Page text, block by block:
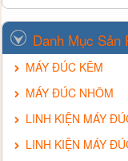
Danh Mục Sản
MÁY ĐÚC KẼM
MÁY ĐÚC NHÔM
LINH KIỆN MÁY
LINH KIỆN MÁY